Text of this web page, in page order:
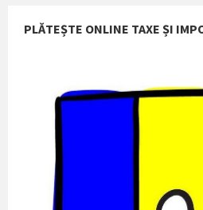
PLĂTEȘTE ONLINE TAXE ȘI